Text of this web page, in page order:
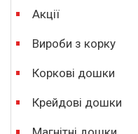
Акції
Вироби з корку
Коркові дошки
Крейдові дошки